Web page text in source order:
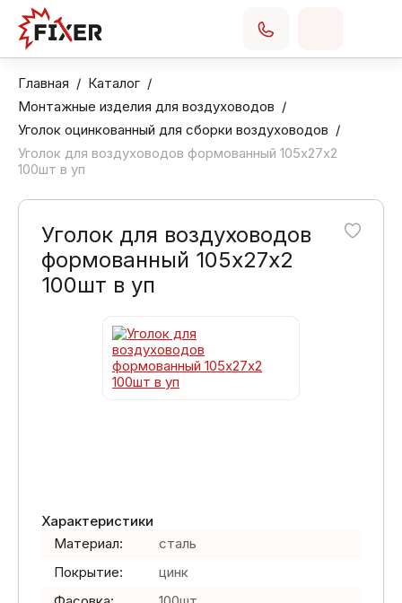
Главная
Каталог
Монтажные изделия для воздуховодов
Уголок оцинкованный для сборки воздуховодов
Уголок для воздуховодов формованный 105х27х2
100шт в уп
Уголок для воздуховодов
формованный 105х27х2
100шт в уп
Характеристики
Материал:
сталь
Покрытие:
цинк